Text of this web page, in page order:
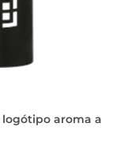
aroma a